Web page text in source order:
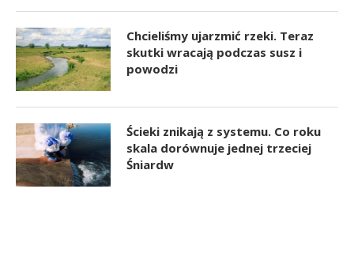
Chcieliśmy ujarzmić rzeki. Teraz
skutki wracają podczas susz i
powodzi
Ścieki znikają z systemu. Co roku
skala dorównuje jednej trzeciej
Śniardw